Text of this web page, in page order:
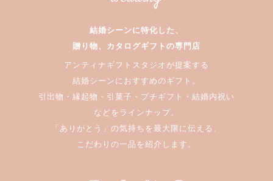
結婚シーンに特化した、
贈り物、カタログギフトの専門店
アンティナギフトスタジオが提案する
結婚シーンにおすすめのギフト。
引出物・縁起物・引菓子・プチギフト・結婚内祝い
などをラインナップ。
「ありがとう」の気持ちを最大限に伝える、
こだわりの一品を紹介します。